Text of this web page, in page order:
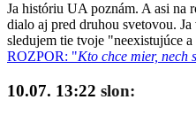
Ja históriu UA poznám. A asi na
dialo aj pred druhou svetovou.
sledujem tie tvoje "neexistujúce
ROZPOR: "Kto chce mier,
10.07. 13:22 slon: